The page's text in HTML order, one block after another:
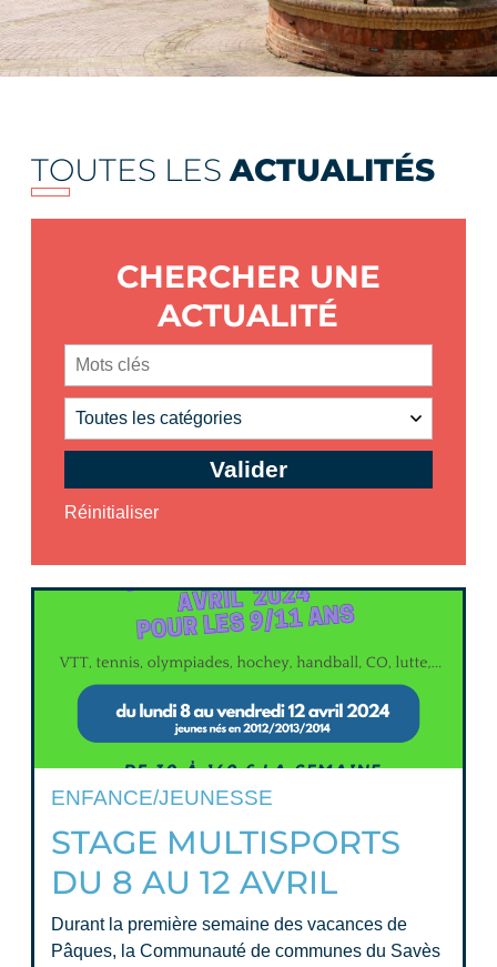
TOUTES LESACTUALITÉS
CHERCHER UNE
ACTUALITÉ
Valider
Réinitialiser
ENFANCE/JEUNESSE
STAGE MULTISPORTS
DU 8 AU 12 AVRIL
Durant la première semaine des vacances de
Pâques, la Communauté de communes du Savès